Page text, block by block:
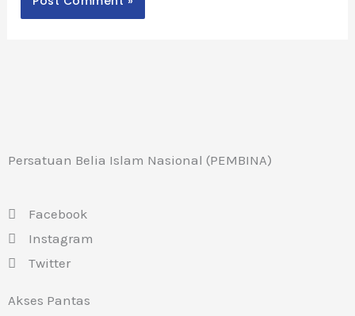
Persatuan Belia Islam Nasional (PEMBINA)
Facebook
Instagram
Twitter
Akses Pantas